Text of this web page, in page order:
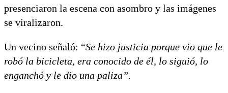
presenciaron la escena con asombro y las imágenes
se viralizaron.
Un vecino señaló: “Se hizo justicia porque vio que le
robó la bicicleta, era conocido de él, lo siguió, lo
enganchó y le dio una paliza”.